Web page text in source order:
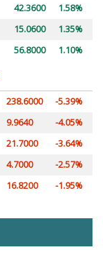
42.3600
1.58%
15.0600
1.35%
56.8000 1.10%
238.6000
-5.39%
9.9640
-4.05%
21.7000
-3.64%
4.7000
-2.57%
16.8200 -1.95%